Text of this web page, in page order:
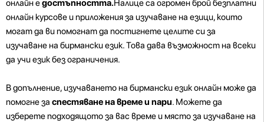
онлайн едостъпността.Налице са огромен брой безплатни
онлайн курсове и приложения за изучаване на езици, които
могат да ви помогнат да постигнете целите си за
изучаване на бирмански език. Това дава възможност на всеки
да учи език без ограничения.
В допълнение, изучаването на бирмански език онлайн може да
помогне за спестяване на време и пари. Можете да
изберете подходящото за вас време и място за изучаване на